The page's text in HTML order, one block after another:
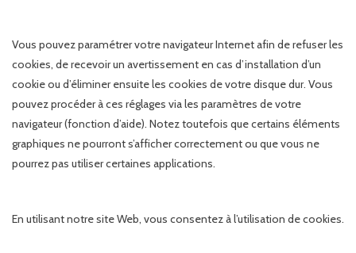
Vous pouvez paramétrer votre navigateur Internet afin de refuser les
cookies, de recevoir un avertissement en cas d’installation d’un
cookie ou d’éliminer ensuite les cookies de votre disque dur. Vous
pouvez procéder à ces réglages via les paramètres de votre
navigateur (fonction d’aide). Notez toutefois que certains éléments
graphiques ne pourront s’afficher correctement ou que vous ne
pourrez pas utiliser certaines applications.
En utilisant notre site Web, vous consentez à l’utilisation de cookies.